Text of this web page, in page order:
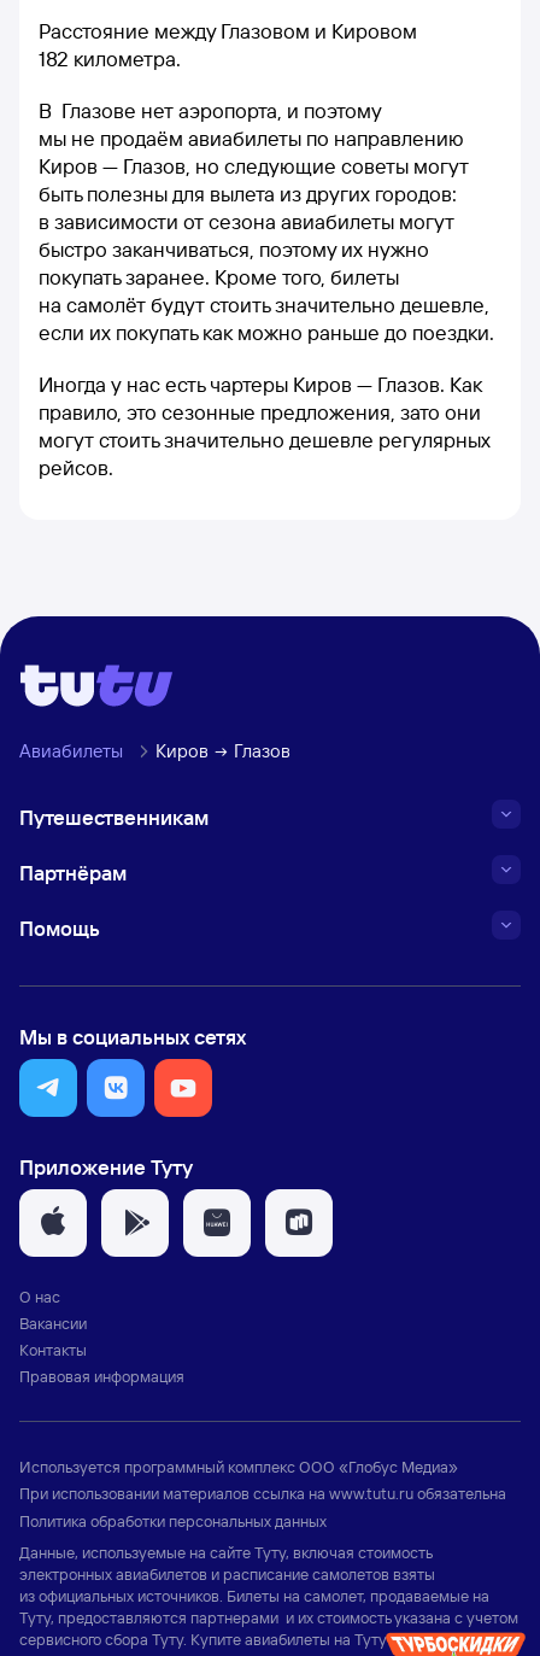
Расстояние между Глазовом и Кировом
182 километра.
В Глазове нет аэропорта, и поэтому
мы не продаём авиабилеты по направлению
Киров — Глазов, но следующие советы могут
быть полезны для вылета из других городов:
в зависимости от сезона авиабилеты могут
быстро заканчиваться, поэтому их нужно
покупать заранее. Кроме того, билеты
на самолёт будут стоить значительно дешевле,
если их покупать как можно раньше до поездки.
Иногда у нас есть чартеры Киров — Глазов. Как
правило, это сезонные предложения, зато они
могут стоить значительно дешевле регулярных
рейсов.
Авиабилеты Киров Глазов
Путешественникам
Партнёрам
Помощь
Мы в социальных сетях
Приложение Туту
О нас
Вакансии
Контакты
Правовая информация
Используется программный комплексООО «Глобус Медиа»
При использовании материалов ссылка на www.tutu.ruобязательна
Политика обработки персональных данных
Данные, используемые на сайте Туту, включая стоимость
электронных авиабилетов и расписание самолетов взяты
из официальных источников. Билеты на самолет, продаваемые на
Туту, предоставляются партнерами и их стоимость указана с учетом
сервисного сбора Туту. Купите авиабилеты на Туту и узнайте